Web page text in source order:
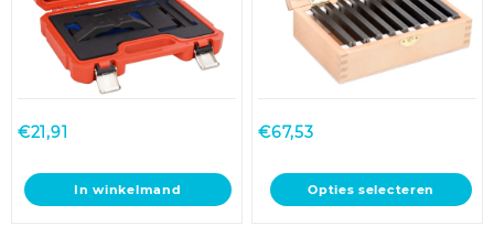
€21,91
In winkelmand
€67,53
Opties selecteren
Dit
product